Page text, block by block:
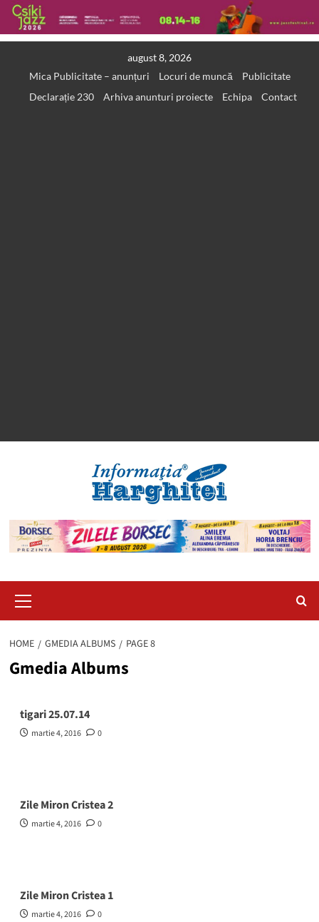
august 8, 2026
Mica Publicitate – anunțuri
Locuri de muncă
Publicitate
Declarație 230
Arhiva anunturi proiecte Echipa Contact
Menu
HOME GMEDIA ALBUMS PAGE 8
Gmedia Albums
tigari 25.07.14
martie 4, 2016 0
Zile Miron Cristea 2
martie 4, 2016 0
Zile Miron Cristea 1
martie 4, 2016 0